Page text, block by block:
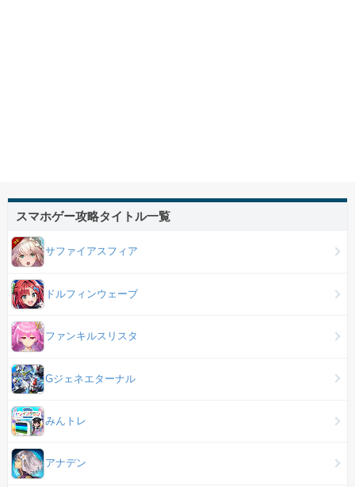
スマホゲー攻略タイトル一覧
サファイアスフィア
ドルフィンウェーブ
ファンキルスリスタ
Gジェネエターナル
みんトレ
アナデン